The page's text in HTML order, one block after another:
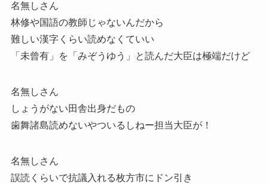
名無しさん
林修や国語の教師じゃないんだから
難しい漢字くらい読めなくていい
「未曾有」を「みぞうゆう」と読んだ大臣は極端だけど
名無しさん
しょうがない田舎出身だもの
歯舞諸島読めないやついるしねー担当大臣が！
名無しさん
誤読くらいで抗議入れる枚方市にドン引き